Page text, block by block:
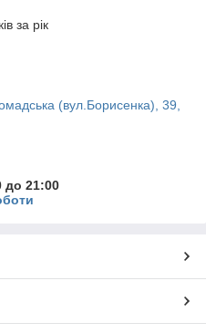
за рік
(вул.Борисенка), 39,
до 21:00